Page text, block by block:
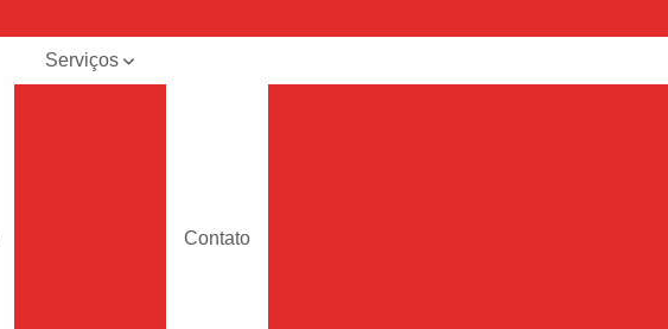
Serviços
Contato